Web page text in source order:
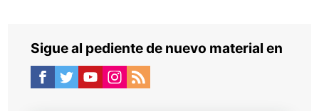
Sigue al pediente de nuevo material en